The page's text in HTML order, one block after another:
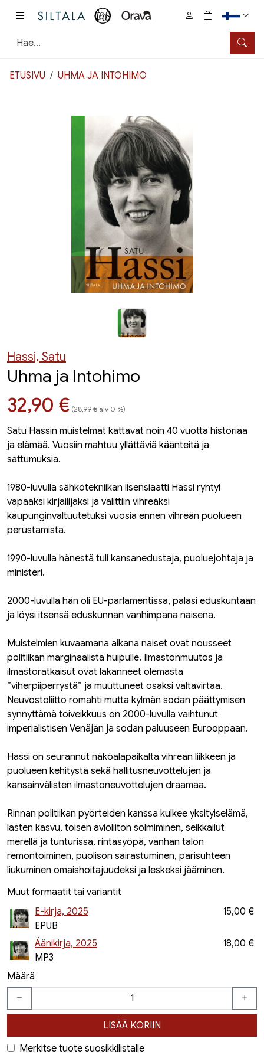
Hae
0
tuotetta
ETUSIVU UHMA JA INTOHIMO
Hassi, Satu
Uhma ja Intohimo
Hinta nyt
32,90 € (28,99 € alv 0 %)
Satu Hassin muistelmat kattavat noin 40 vuotta historiaa
ja elämää. Vuosiin mahtuu yllättäviä käänteitä ja
sattumuksia.
1980-luvulla sähkötekniikan lisensiaatti Hassi ryhtyi
vapaaksi kirjailijaksi ja valittiin vihreäksi
kaupunginvaltuutetuksi vuosia ennen vihreän puolueen
perustamista.
1990-luvulla hänestä tuli kansanedustaja, puoluejohtaja ja
ministeri.
2000-luvulla hän oli EU-parlamentissa, palasi eduskuntaan
ja löysi itsensä eduskunnan vanhimpana naisena.
Muistelmien kuvaamana aikana naiset ovat nousseet
politiikan marginaalista huipulle. Ilmastonmuutos ja
ilmastoratkaisut ovat lakanneet olemasta
”viherpiiperrystä” ja muuttuneet osaksi valtavirtaa.
Neuvostoliitto romahti mutta kylmän sodan päättymisen
synnyttämä toiveikkuus on 2000-luvulla vaihtunut
imperialistisen Venäjän ja sodan paluuseen Eurooppaan.
Hassi on seurannut näköalapaikalta vihreän liikkeen ja
puolueen kehitystä sekä hallitusneuvottelujen ja
kansainvälisten ilmastoneuvottelujen draamaa.
Rinnan politiikan pyörteiden kanssa kulkee yksityiselämä,
lasten kasvu, toisen avioliiton solmiminen, seikkailut
merellä ja tunturissa, rintasyöpä, vanhan talon
remontoiminen, puolison sairastuminen, parisuhteen
liukuminen omaishoitajuudeksi ja leskeksi jääminen.
Muut formaatit tai variantit
E-kirja, 2025
EPUB
15,00 €
Äänikirja, 2025
MP3
18,00 €
Määrä
LISÄÄ KORIIN
Merkitse tuote suosikkilistalle